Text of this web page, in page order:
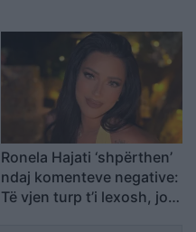
Shqipërinë që meritojmë
Ronela Hajati ‘shpërthen’
ndaj komenteve negative:
Të vjen turp t’i lexosh, jo